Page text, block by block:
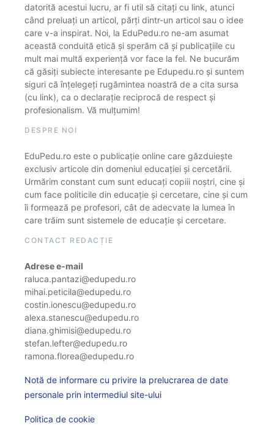
datorită acestui lucru, ar fi util să citați cu link, atunci
când preluați un articol, părți dintr-un articol sau o idee
care v-a inspirat. Noi, la EduPedu.ro ne-am asumat
această conduită etică și sperăm că și publicațiile cu
mult mai multă experiență vor face la fel. Ne bucurăm
că găsiți subiecte interesante pe Edupedu.ro și suntem
siguri că înțelegeți rugămintea noastră de a cita sursa
(cu link), ca o declarație reciprocă de respect și
profesionalism. Vă mulțumim!
DESPRE NOI
EduPedu.ro este o publicație online care găzduiește
exclusiv articole din domeniul educației și cercetării.
Urmărim constant cum sunt educați copiii noștri, cine și
cum face politicile din educație și cercetare, cine și cum
îi formează pe profesori, cât de adecvate la lumea în
care trăim sunt sistemele de educație și cercetare.
CONTACT REDACȚIE
Adrese e-mail
raluca.pantazi@edupedu.ro
mihai.peticila@edupedu.ro
costin.ionescu@edupedu.ro
alexa.stanescu@edupedu.ro
diana.ghimisi@edupedu.ro
stefan.lefter@edupedu.ro
ramona.florea@edupedu.ro
Notă de informare cu privire la prelucrarea de date
personale prin intermediul site-ului
Politica de cookie